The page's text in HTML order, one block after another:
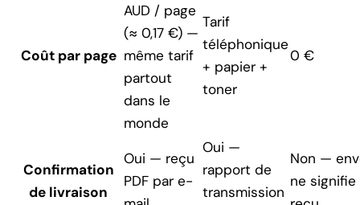
Coût par page
AUD / page
(≈ 0,17 €) —
même tarif
partout
dans le
monde
Tarif
téléphonique
+ papier +
toner
0 €
Confirmation
de livraison
Oui — reçu
PDF par e-
Oui —
rapport de
transmission
Non —
ne signifie